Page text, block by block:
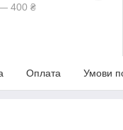
— 400 ₴
Оплата Умови